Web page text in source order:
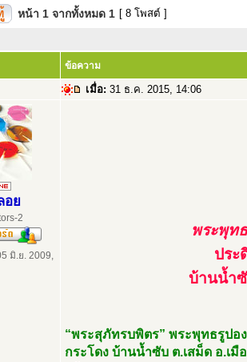
หน้า 1 จากทั้งหมด 1 [ 8 โพสต์ ]
ข้อความ
เมื่อ: 31 ธ.ค. 2015, 14:06
อย
2
มิ.ย. 2009,
พระพุท
ประ
บ้านน้ำซั
“พระสุภัทรบพิตร” พระพุทธรูป
กระโดง บ้านน้ำซับ ต.เสม็ด อ.เ